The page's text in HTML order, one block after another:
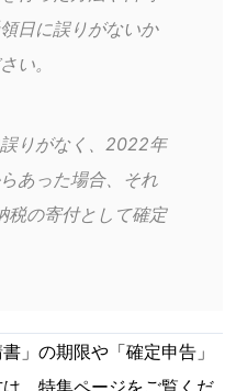
日に誤りがないか
い。
りがなく、2022年
あった場合、それ
の寄付として確定
」の期限や「確定申告」
、特集ページをご覧くだ